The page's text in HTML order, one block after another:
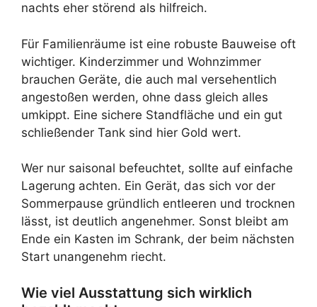
nachts eher störend als hilfreich.
Für Familienräume ist eine robuste Bauweise oft
wichtiger. Kinderzimmer und Wohnzimmer
brauchen Geräte, die auch mal versehentlich
angestoßen werden, ohne dass gleich alles
umkippt. Eine sichere Standfläche und ein gut
schließender Tank sind hier Gold wert.
Wer nur saisonal befeuchtet, sollte auf einfache
Lagerung achten. Ein Gerät, das sich vor der
Sommerpause gründlich entleeren und trocknen
lässt, ist deutlich angenehmer. Sonst bleibt am
Ende ein Kasten im Schrank, der beim nächsten
Start unangenehm riecht.
Wie viel Ausstattung sich wirklich